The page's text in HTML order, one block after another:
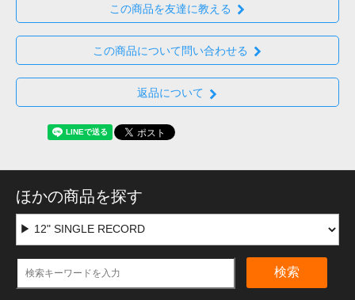
この商品を友達に教える
この商品について問い合わせる
返品について
ほかの商品を探す
検索